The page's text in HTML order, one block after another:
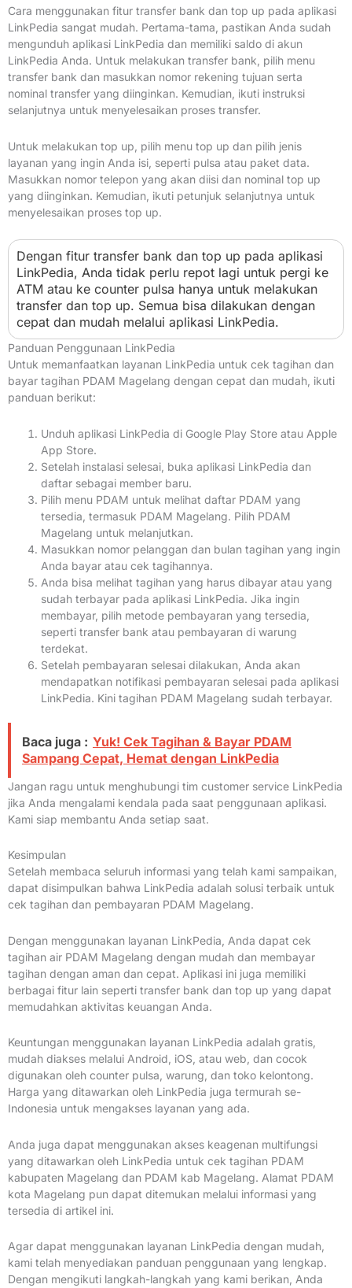
Cara menggunakan fitur transfer bank dan top up pada aplikasi
LinkPedia sangat mudah. Pertama-tama, pastikan Anda sudah
mengunduh aplikasi LinkPedia dan memiliki saldo di akun
LinkPedia Anda. Untuk melakukan transfer bank, pilih menu
transfer bank dan masukkan nomor rekening tujuan serta
nominal transfer yang diinginkan. Kemudian, ikuti instruksi
selanjutnya untuk menyelesaikan proses transfer.
Untuk melakukan top up, pilih menu top up dan pilih jenis
layanan yang ingin Anda isi, seperti pulsa atau paket data.
Masukkan nomor telepon yang akan diisi dan nominal top up
yang diinginkan. Kemudian, ikuti petunjuk selanjutnya untuk
menyelesaikan proses top up.
Dengan fitur transfer bank dan top up pada aplikasi
LinkPedia, Anda tidak perlu repot lagi untuk pergi ke
ATM atau ke counter pulsa hanya untuk melakukan
transfer dan top up. Semua bisa dilakukan dengan
cepat dan mudah melalui aplikasi LinkPedia.
Panduan Penggunaan LinkPedia
Untuk memanfaatkan layanan LinkPedia untuk cek tagihan dan
bayar tagihan PDAM Magelang dengan cepat dan mudah, ikuti
panduan berikut:
Unduh aplikasi LinkPedia di Google Play Store atau Apple
App Store.
Setelah instalasi selesai, buka aplikasi LinkPedia dan
daftar sebagai member baru.
Pilih menu PDAM untuk melihat daftar PDAM yang
tersedia, termasuk PDAM Magelang. Pilih PDAM
Magelang untuk melanjutkan.
Masukkan nomor pelanggan dan bulan tagihan yang ingin
Anda bayar atau cek tagihannya.
Anda bisa melihat tagihan yang harus dibayar atau yang
sudah terbayar pada aplikasi LinkPedia. Jika ingin
membayar, pilih metode pembayaran yang tersedia,
seperti transfer bank atau pembayaran di warung
terdekat.
Setelah pembayaran selesai dilakukan, Anda akan
mendapatkan notifikasi pembayaran selesai pada aplikasi
LinkPedia. Kini tagihan PDAM Magelang sudah terbayar.
Baca juga : Yuk! Cek Tagihan & Bayar PDAM
Sampang Cepat, Hemat dengan LinkPedia
Jangan ragu untuk menghubungi tim customer service LinkPedia
jika Anda mengalami kendala pada saat penggunaan aplikasi.
Kami siap membantu Anda setiap saat.
Kesimpulan
Setelah membaca seluruh informasi yang telah kami sampaikan,
dapat disimpulkan bahwa LinkPedia adalah solusi terbaik untuk
cek tagihan dan pembayaran PDAM Magelang.
Dengan menggunakan layanan LinkPedia, Anda dapat cek
tagihan air PDAM Magelang dengan mudah dan membayar
tagihan dengan aman dan cepat. Aplikasi ini juga memiliki
berbagai fitur lain seperti transfer bank dan top up yang dapat
memudahkan aktivitas keuangan Anda.
Keuntungan menggunakan layanan LinkPedia adalah gratis,
mudah diakses melalui Android, iOS, atau web, dan cocok
digunakan oleh counter pulsa, warung, dan toko kelontong.
Harga yang ditawarkan oleh LinkPedia juga termurah se-
Indonesia untuk mengakses layanan yang ada.
Anda juga dapat menggunakan akses keagenan multifungsi
yang ditawarkan oleh LinkPedia untuk cek tagihan PDAM
kabupaten Magelang dan PDAM kab Magelang. Alamat PDAM
kota Magelang pun dapat ditemukan melalui informasi yang
tersedia di artikel ini.
Agar dapat menggunakan layanan LinkPedia dengan mudah,
kami telah menyediakan panduan penggunaan yang lengkap.
Dengan mengikuti langkah-langkah yang kami berikan, Anda